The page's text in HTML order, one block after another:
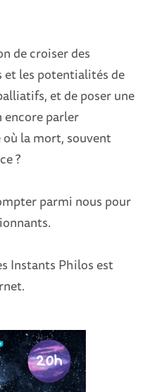
de croiser des
et les potentialités de
et de poser une
encore parler
la mort, souvent
?
parmi nous pour
Instants Philos est